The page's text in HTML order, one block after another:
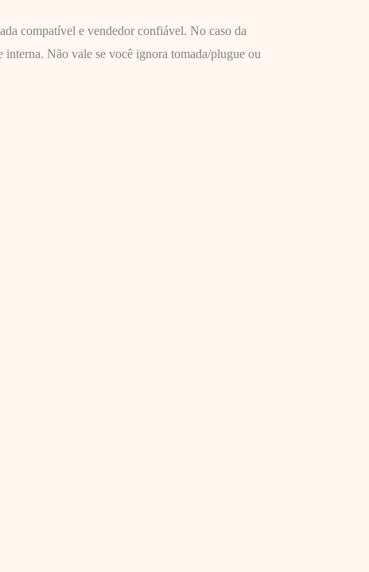
compatível e vendedor confiável. No caso da
Não vale se você ignora tomada/plugue ou